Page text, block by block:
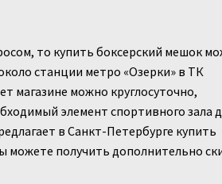
то купить боксерский мешок
станции метро «Озерки» в ТК
магазине можно круглосуточно,
элемент спортивного зала
в Санкт-Петербурге купить
можете получить дополнительно